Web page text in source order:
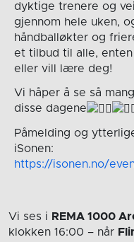
dyktige trenere og
gjennom hele uken,
håndballøkter og
et tilbud til alle,
eller vill lære deg!
Vi håper å se så
disse dagene
Påmelding og
iSonen:
https://isonen.no/
Vi ses i REMA 1000
klokken 16:00 – når